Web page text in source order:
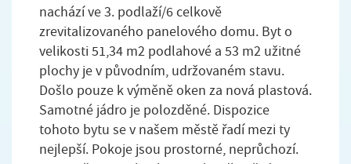
nachází ve 3. podlaží/6 celkově
zrevitalizovaného panelového domu. Byt o
velikosti 51,34 m2 podlahové a 53 m2 užitné
plochy je v původním, udržovaném stavu.
Došlo pouze k výměně oken za nová plastová.
Samotné jádro je polozděné. Dispozice
tohoto bytu se v našem městě řadí mezi ty
nejlepší. Pokoje jsou prostorné, neprůchozí.